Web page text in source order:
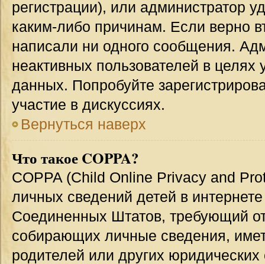
регистрации), или администратор
каким-либо причинам. Если верно
написали ни одного сообщения.
неактивных пользователей в
данных. Попробуйте
участие в дискуссиях.
Вернуться наверх
Что такое COPPA?
COPPA (Child Online Privacy and
личных сведений детей в
Соединенных Штатов, требующий
собирающих личные сведения,
родителей или других